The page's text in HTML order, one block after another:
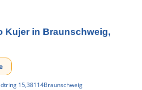
Kujer in Braunschweig,
15,38114Braunschweig